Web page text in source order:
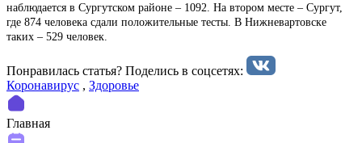
наблюдается в Сургутском районе – 1092. На втором месте – Сургут,
где 874 человека сдали положительные тесты. В Нижневартовске
таких – 529 человек.
Понравилась статья? Поделиcь в соцсетях:
Коронавирус , Здоровье
Главная